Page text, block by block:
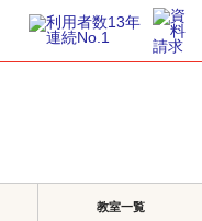
教室一覧